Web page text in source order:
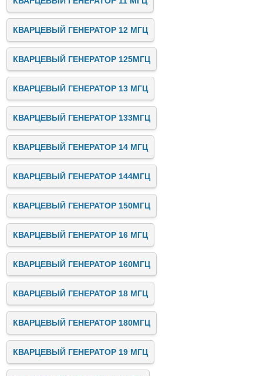
КВАРЦЕВЫЙ ГЕНЕРАТОР 12 МГЦ
КВАРЦЕВЫЙ ГЕНЕРАТОР 125МГЦ
КВАРЦЕВЫЙ ГЕНЕРАТОР 13 МГЦ
КВАРЦЕВЫЙ ГЕНЕРАТОР 133МГЦ
КВАРЦЕВЫЙ ГЕНЕРАТОР 14 МГЦ
КВАРЦЕВЫЙ ГЕНЕРАТОР 144МГЦ
КВАРЦЕВЫЙ ГЕНЕРАТОР 150МГЦ
КВАРЦЕВЫЙ ГЕНЕРАТОР 16 МГЦ
КВАРЦЕВЫЙ ГЕНЕРАТОР 160МГЦ
КВАРЦЕВЫЙ ГЕНЕРАТОР 18 МГЦ
КВАРЦЕВЫЙ ГЕНЕРАТОР 180МГЦ
КВАРЦЕВЫЙ ГЕНЕРАТОР 19 МГЦ